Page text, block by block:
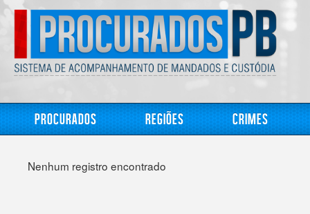
Procurados Regiões Crimes
Nenhum registro encontrado